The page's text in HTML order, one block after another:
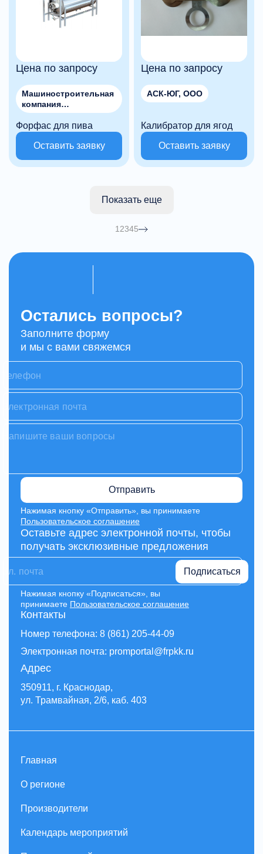
Цена по запросу
Машиностроительная
компания
"МЕТАЛЛСТРОЙМАШ"
, ООО
Форфас для пива
Оставить заявку
Цена по запросу
АСК-ЮГ, ООО
Калибратор для ягод
Оставить заявку
Показать еще
1 2345
Контакты
Номер телефона: 8 (861) 205-44-09
Электронная почта: promportal@frpkk.ru
Адрес
350911, г. Краснодар,
ул. Трамвайная, 2/6, каб. 403
Остались вопросы?
Заполните форму
и мы с вами свяжемся
Отправить
Нажимая кнопку «Отправить», вы принимаете
Пользовательское соглашение
Оставьте адрес электронной почты, чтобы
получать эксклюзивные предложения
Подписаться
Нажимая кнопку «Подписаться», вы
принимаете Пользовательское соглашение
Главная
О регионе
Производители
Календарь мероприятий